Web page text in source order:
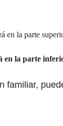
en la parte
en la parte
familiar,